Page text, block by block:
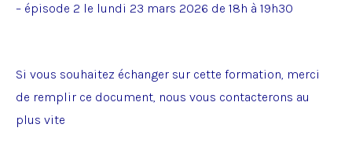
– épisode 2 le lundi 23 mars 2026 de 18h à 19h30
Si vous souhaitez échanger sur cette formation, merci
de remplir ce document, nous vous contacterons au
plus vite